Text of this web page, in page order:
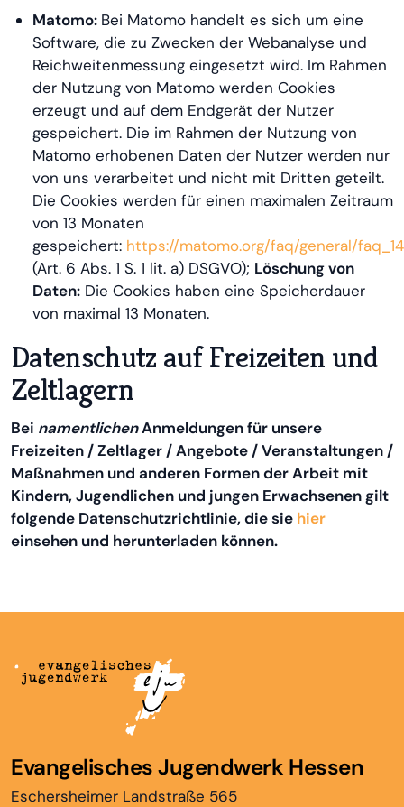
Matomo: Bei Matomo handelt es sich um eine
Software, die zu Zwecken der Webanalyse und
Reichweitenmessung eingesetzt wird. Im Rahmen
der Nutzung von Matomo werden Cookies
erzeugt und auf dem Endgerät der Nutzer
gespeichert. Die im Rahmen der Nutzung von
Matomo erhobenen Daten der Nutzer werden nur
von uns verarbeitet und nicht mit Dritten geteilt.
Die Cookies werden für einen maximalen Zeitraum
von 13 Monaten
gespeichert: https://matomo.org/faq/general/
(Art. 6 Abs. 1 S. 1 lit. a) DSGVO); Löschung von
Daten: Die Cookies haben eine Speicherdauer
von maximal 13 Monaten.
Datenschutz auf Freizeiten und
Zeltlagern
Bei namentlichenAnmeldungen für unsere
Freizeiten / Zeltlager / Angebote / Veranstaltungen /
Maßnahmen und anderen Formen der Arbeit mit
Kindern, Jugendlichen und jungen Erwachsenen gilt
folgende Datenschutzrichtlinie, die sie hier
einsehen und herunterladen können.
Evangelisches Jugendwerk Hessen
Eschersheimer Landstraße 565